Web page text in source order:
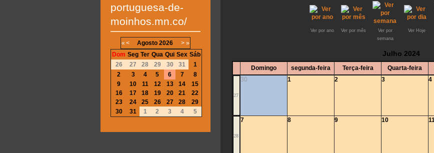
Ver por ano Ver por mês
Ver por
semana
Ver Hoje
Julho 2024
Domingo segunda-feira Terça-feira Quarta-feira
27
30 1 2 3 4
28
7 8 9 10
portuguesa-de-
moinhos.mn.co/
« < Agosto 2026 > »
Dom Seg Ter Qua Qui Sex Sáb
26
27 28 29 30 31
1
2
3 4 5 6 7
8
9
10 11 12 13 14
15
16
17 18 19 20 21
22
23
24 25 26 27 28
29
30
31 1 2 3 4 5